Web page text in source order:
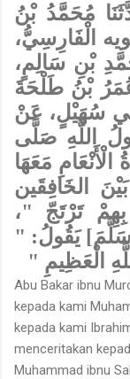
مُحَمَّدُ بْنُ
الْفَارِسِيُّ،
بْنِ سَالِمٍ،
بْنُ طَلْحَةَ
سُهَيْلٍ، عَنْ
اللَّهِ صَلَّى
مَعَهَا
الخَافِقَين
تَرْتَجّ "،
يَقُولُ: "
الْعَظِيمِ "
Abu Bakar ibnu
kepada kami
kepada kami
menceritakan
Muhammad ibnu